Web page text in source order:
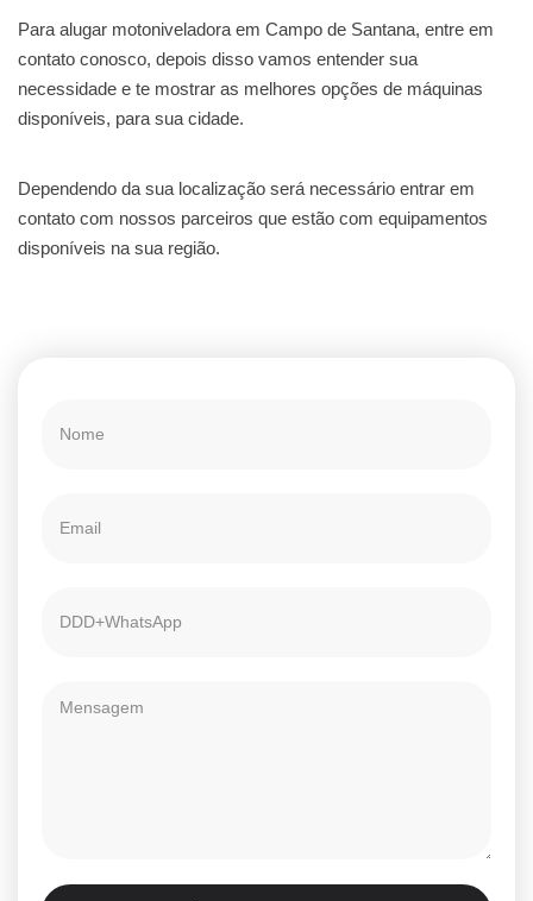
Para alugar motoniveladora em Campo de Santana, entre em
contato conosco, depois disso vamos entender sua
necessidade e te mostrar as melhores opções de máquinas
disponíveis, para sua cidade.
Dependendo da sua localização será necessário entrar em
contato com nossos parceiros que estão com equipamentos
disponíveis na sua região.